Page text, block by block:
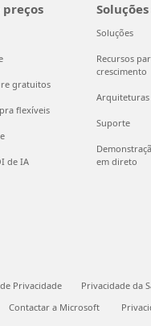
preços
gratuitos
flexíveis
de IA
Soluções
Recursos
crescimento
Arquiteturas
Suporte
em direto
Privacidade
Privacidade da
Contactar a Microsoft